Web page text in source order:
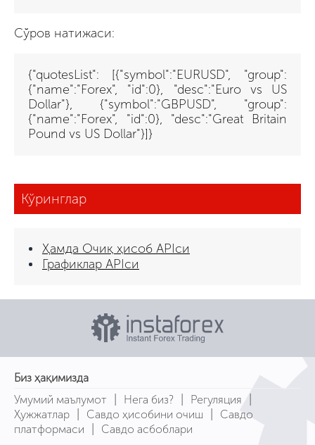
Сўров натижаси:
{"quotesList": [{"symbol":"EURUSD", "group":
{"name":"Forex", "id":0}, "desc":"Euro vs US
Dollar"}, {"symbol":"GBPUSD", "group":
{"name":"Forex", "id":0}, "desc":"Great Britain
Pound vs US Dollar"}]}
Кўринглар
Ҳамда Очиқ ҳисоб APIси
Графиклар APIси
Биз ҳақимизда
Умумий маълумот
Нега биз? Регуляция
Ҳужжатлар Савдо ҳисобини очиш
Савдо
платформаси
Савдо асбоблари